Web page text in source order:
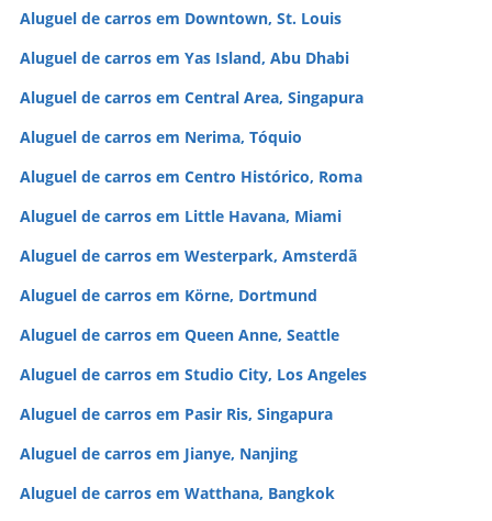
Aluguel de carros em Downtown, St. Louis
Aluguel de carros em Yas Island, Abu Dhabi
Aluguel de carros em Central Area, Singapura
Aluguel de carros em Nerima, Tóquio
Aluguel de carros em Centro Histórico, Roma
Aluguel de carros em Little Havana, Miami
Aluguel de carros em Westerpark, Amsterdã
Aluguel de carros em Körne, Dortmund
Aluguel de carros em Queen Anne, Seattle
Aluguel de carros em Studio City, Los Angeles
Aluguel de carros em Pasir Ris, Singapura
Aluguel de carros em Jianye, Nanjing
Aluguel de carros em Watthana, Bangkok